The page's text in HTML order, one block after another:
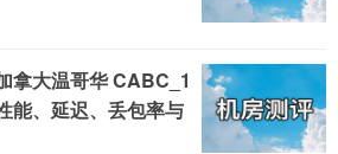
拿大温哥华 CABC_1
能、延迟、丢包率与